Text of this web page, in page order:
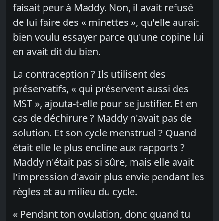
faisait peur à Maddy. Non, il avait refusé
de lui faire des « minettes », qu'elle aurait
bien voulu essayer parce qu'une copine lui
en avait dit du bien.
La contraception ? Ils utilisent des
préservatifs, « qui préservent aussi des
MST », ajouta-t-elle pour se justifier. Et en
cas de déchirure ? Maddy n'avait pas de
solution. Et son cycle menstruel ? Quand
était elle le plus encline aux rapports ?
Maddy n'était pas si sûre, mais elle avait
l'impression d'avoir plus envie pendant les
règles et au milieu du cycle.
« Pendant ton ovulation, donc quand tu